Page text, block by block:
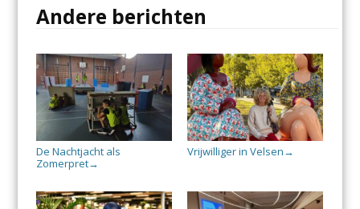
Andere berichten
De Nachtjacht als
Zomerpret→
Vrijwilliger in Velsen →